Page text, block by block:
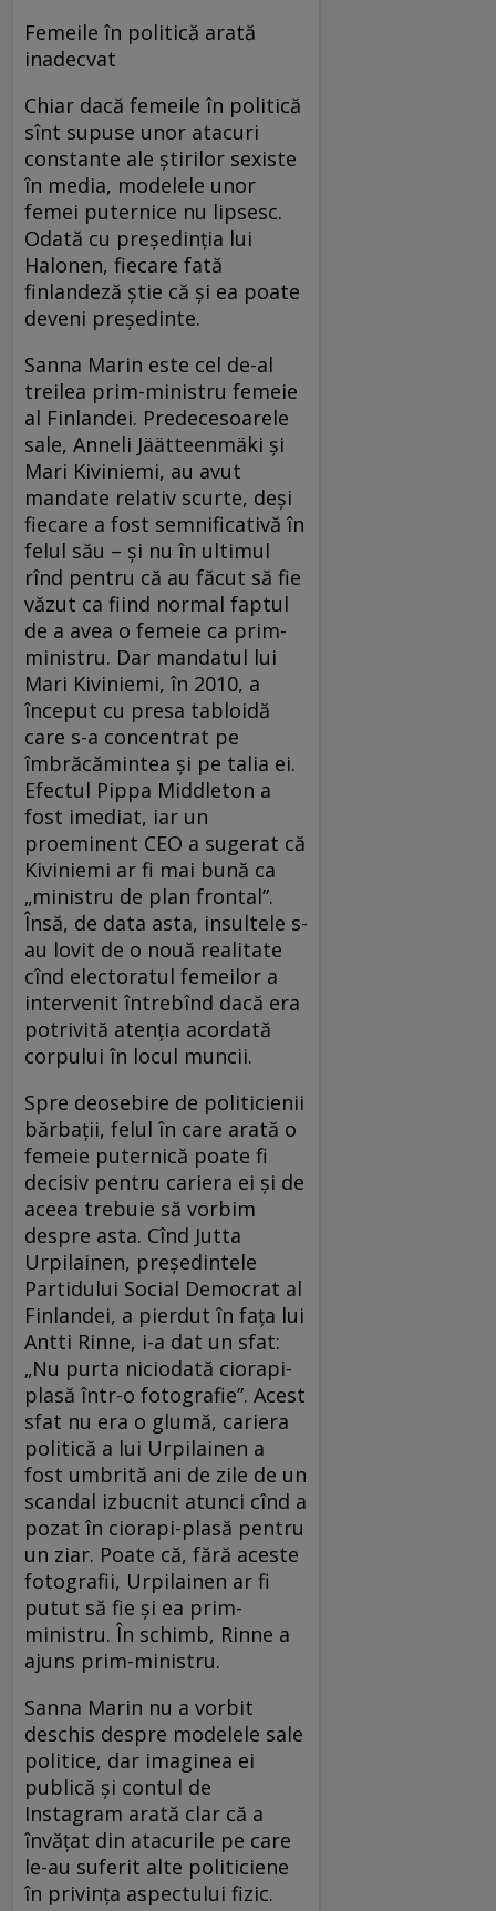
Femeile în politică arată
inadecvat
Chiar dacă femeile în politică
sînt supuse unor atacuri
constante ale știrilor sexiste
în media, modelele unor
femei puternice nu lipsesc.
Odată cu președinția lui
Halonen, fiecare fată
finlandeză știe că și ea poate
deveni președinte.
Sanna Marin este cel de-al
treilea prim-ministru femeie
al Finlandei. Predecesoarele
sale, Anneli Jäätteenmäki și
Mari Kiviniemi, au avut
mandate relativ scurte, deși
fiecare a fost semnificativă în
felul său – și nu în ultimul
rînd pentru că au făcut să fie
văzut ca fiind normal faptul
de a avea o femeie ca prim-
ministru. Dar mandatul lui
Mari Kiviniemi, în 2010, a
început cu presa tabloidă
care s-a concentrat pe
îmbrăcămintea și pe talia ei.
Efectul Pippa Middleton a
fost imediat, iar un
proeminent CEO a sugerat că
Kiviniemi ar fi mai bună ca
„ministru de plan frontal”.
Însă, de data asta, insultele s-
au lovit de o nouă realitate
cînd electoratul femeilor a
intervenit întrebînd dacă era
potrivită atenția acordată
corpului în locul muncii.
Spre deosebire de politicienii
bărbații, felul în care arată o
femeie puternică poate fi
decisiv pentru cariera ei și de
aceea trebuie să vorbim
despre asta. Cînd Jutta
Urpilainen, președintele
Partidului Social Democrat al
Finlandei, a pierdut în fața lui
Antti Rinne, i-a dat un sfat:
„Nu purta niciodată ciorapi-
plasă într-o fotografie”. Acest
sfat nu era o glumă, cariera
politică a lui Urpilainen a
fost umbrită ani de zile de un
scandal izbucnit atunci cînd a
pozat în ciorapi-plasă pentru
un ziar. Poate că, fără aceste
fotografii, Urpilainen ar fi
putut să fie și ea prim-
ministru. În schimb, Rinne a
ajuns prim-ministru.
Sanna Marin nu a vorbit
deschis despre modelele sale
politice, dar imaginea ei
publică și contul de
Instagram arată clar că a
învățat din atacurile pe care
le-au suferit alte politiciene
în privința aspectului fizic.